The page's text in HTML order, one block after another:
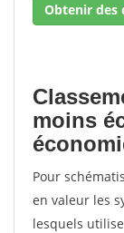
Obtenir des
moins
Pour
en valeur les
lesquels